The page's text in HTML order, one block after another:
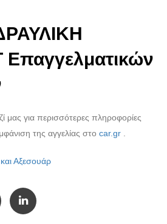
μας για περισσότερες πληροφορίες
της αγγελίας στο car.gr
Αξεσουάρ